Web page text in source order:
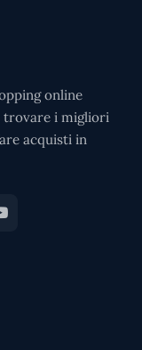
online
trovare i migliori
acquisti in